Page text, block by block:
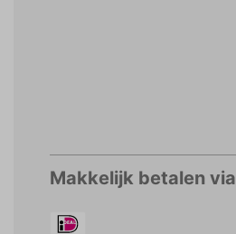
Makkelijk betalen via